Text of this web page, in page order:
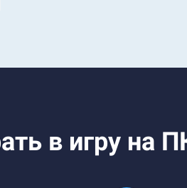
в игру на